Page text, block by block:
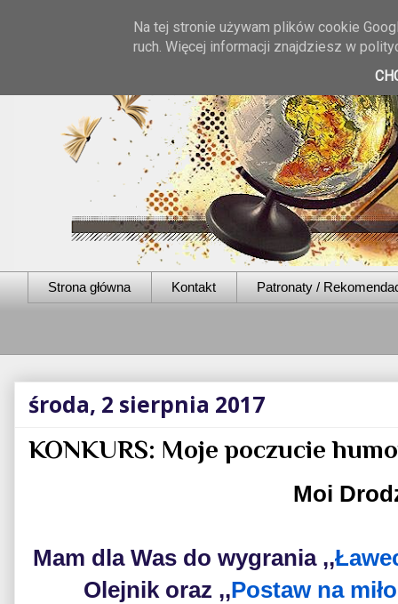
Strona główna Kontakt Patronaty /
środa, 2 sierpnia 2017
KONKURS: Moje poczucie
Moi
Mam dla Was do wygrania ,,
Olejnik oraz ,,Postaw na
Na tej stronie używam plików cookie
ruch. Więcej informacji znajdziesz w